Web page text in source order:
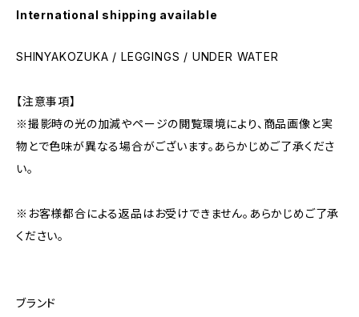
International shipping available
SHINYAKOZUKA / LEGGINGS / UNDER WATER
【注意事項】
※撮影時の光の加減やページの閲覧環境により、商品画像と実
物とで色味が異なる場合がございます。あらかじめご了承くださ
い。
※お客様都合による返品はお受けできません。あらかじめご了承
ください。
ブランド